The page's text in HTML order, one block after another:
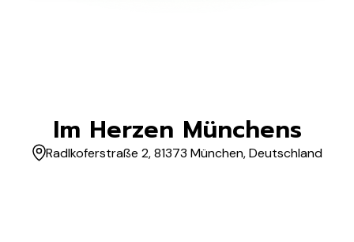
Im Herzen Münchens
Radlkoferstraße 2, 81373 München, Deutschland